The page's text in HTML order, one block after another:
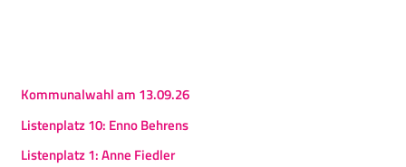
Kommunalwahl am 13.09.26
Listenplatz 10: Enno Behrens
Listenplatz 1: Anne Fiedler